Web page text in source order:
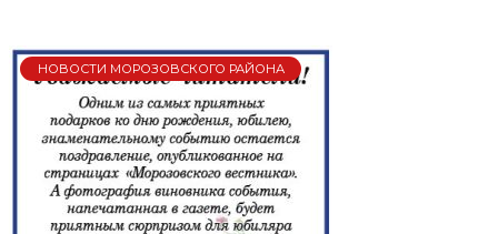
НОВОСТИ МОРОЗОВСКОГО РАЙОНА